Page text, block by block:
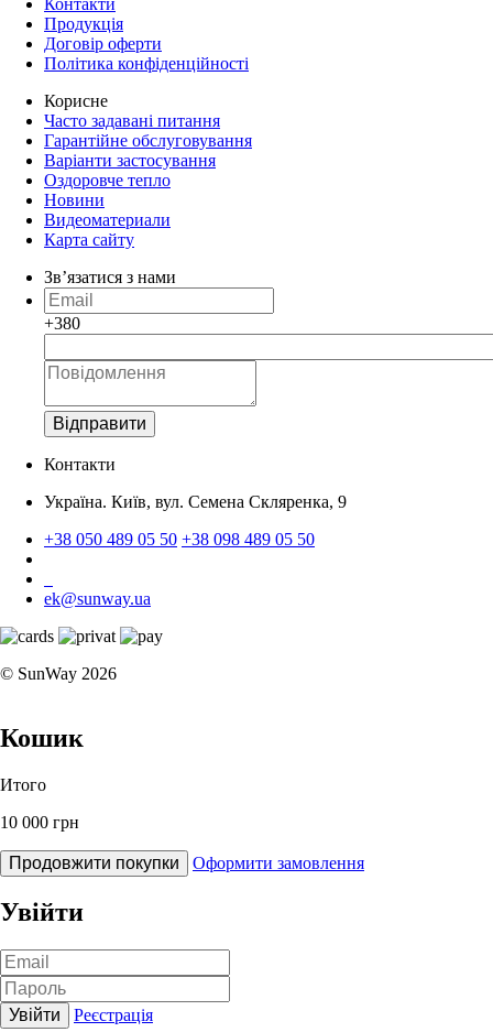
Продукція
Договір оферти
Політика конфіденційності
Корисне
Часто задавані питання
Гарантійне обслуговування
Варіанти застосування
Оздоровче тепло
Новини
Видеоматериали
Карта сайту
Зв’язатися з нами
+380
Відправити
Контакти
Україна. Київ, вул. Семена Скляренка, 9
+38 050 489 05 50 +38 098 489 05 50
ek@sunway.ua
© SunWay 2026
Кошик
Итого
10 000 грн
Продовжити покупки Оформити замовлення
Увійти
Увійти Реєстрація